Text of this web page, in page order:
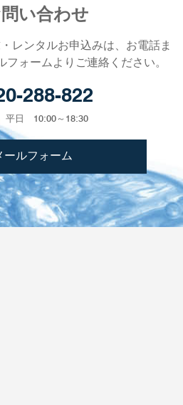
い合わせ
レンタルお申込みは、お電話ま
ォームよりご連絡ください。
288-822
平日 10:00～18:30
ールフォーム